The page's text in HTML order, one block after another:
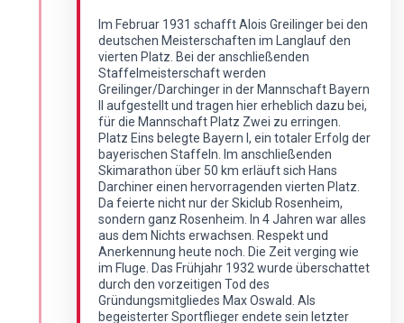
Im Februar 1931 schafft Alois Greilinger bei den
deutschen Meisterschaften im Langlauf den
vierten Platz. Bei der anschließenden
Staffelmeisterschaft werden
Greilinger/Darchinger in der Mannschaft Bayern
II aufgestellt und tragen hier erheblich dazu bei,
für die Mannschaft Platz Zwei zu erringen.
Platz Eins belegte Bayern I, ein totaler Erfolg der
bayerischen Staffeln. Im anschließenden
Skimarathon über 50 km erläuft sich Hans
Darchiner einen hervorragenden vierten Platz.
Da feierte nicht nur der Skiclub Rosenheim,
sondern ganz Rosenheim. In 4 Jahren war alles
aus dem Nichts erwachsen. Respekt und
Anerkennung heute noch. Die Zeit verging wie
im Fluge. Das Frühjahr 1932 wurde überschattet
durch den vorzeitigen Tod des
Gründungsmitgliedes Max Oswald. Als
begeisterter Sportflieger endete sein letzter